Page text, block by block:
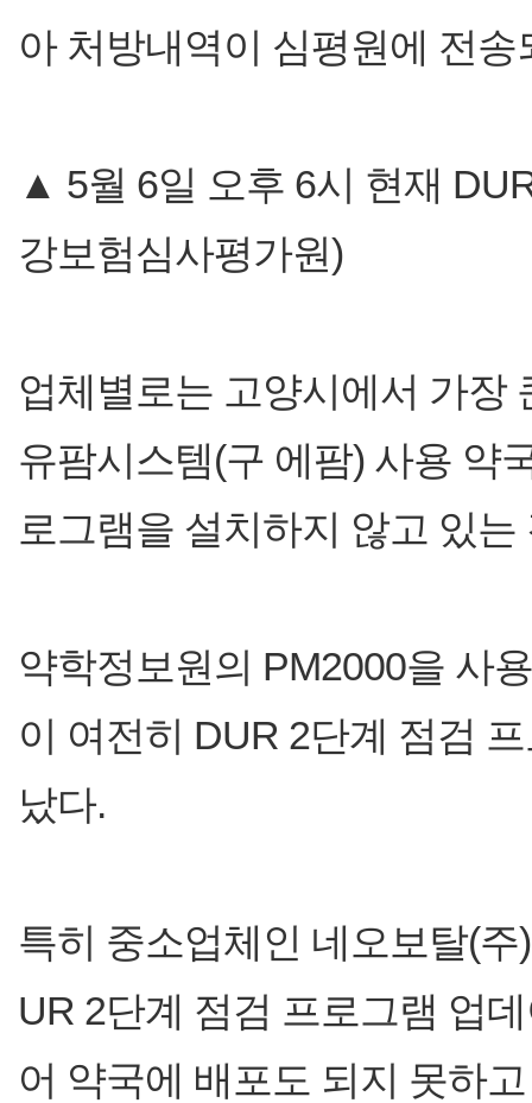
아 처방내역이 심평원에 전
▲ 5월 6일 오후 6시 현재
강보험심사평가원)
업체별로는 고양시에서 가장
유팜시스템(구 에팜) 사용 약
로그램을 설치하지 않고 있
약학정보원의 PM2000을 사
이 여전히 DUR 2단계 점검
났다.
특히 중소업체인 네오보탈(
UR 2단계 점검 프로그램 업
어 약국에 배포도 되지 못하